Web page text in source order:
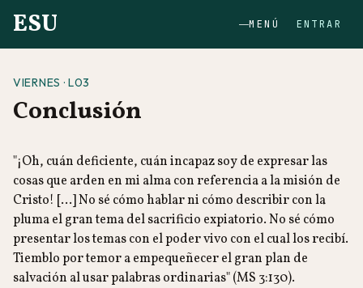
ESU MENÚ ENTRAR
VIERNES · L03
Conclusión
"¡Oh, cuán deficiente, cuán incapaz soy de expresar las
cosas que arden en mi alma con referencia a la misión de
Cristo! [...] No sé cómo hablar ni cómo describir con la
pluma el gran tema del sacrificio expiatorio. No sé cómo
presentar los temas con el poder vivo con el cual los recibí.
Tiemblo por temor a empequeñecer el gran plan de
salvación al usar palabras ordinarias" (MS 3:130).